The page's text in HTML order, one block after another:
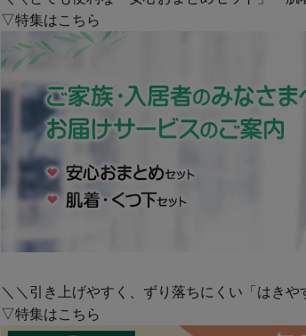
▽特集はこちら
＼＼引き上げやすく、ずり落ちにくい「はきや
▽特集はこちら